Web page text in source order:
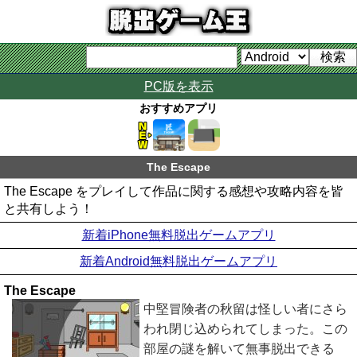
PC版を表示
おすすめアプリ
The Escape
The Escape をプレイして作品に関する感想や攻略内容を皆
と共有しよう！
新着iPhone無料脱出ゲームアプリ
新着Android無料脱出ゲームアプリ
The Escape
中堅冒険者の秋留は怪しい者にさら
われ閉じ込められてしまった。この
部屋の謎を解いて無事脱出できる